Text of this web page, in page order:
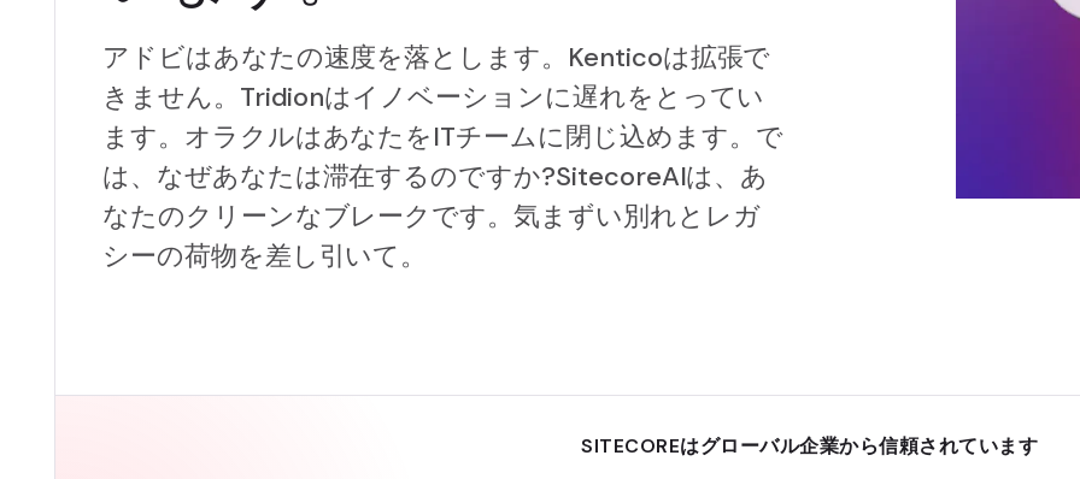
アドビはあなたの速度を落とします。Kenticoは拡張で
きません。Tridionはイノベーションに遅れをとってい
ます。オラクルはあなたをITチームに閉じ込めます。で
は、なぜあなたは滞在するのですか?SitecoreAIは、あ
なたのクリーンなブレークです。気まずい別れとレガ
シーの荷物を差し引いて。
SITECOREはグローバル企業から信頼されています